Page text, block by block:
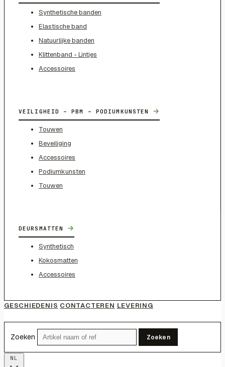
Synthetische banden
Elastische band
Natuurlijke banden
Klittenband - Lintjes
Accessoires
VEILIGHEID – PBM – PODIUMKUNSTEN →
Touwen
Beveiliging
Accessoires
Podiumkunsten
Touwen
DEURSMATTEN →
Synthetisch
Kokosmatten
Accessoires
GESCHIEDENIS CONTACTEREN LEVERING
Zoeken Zoeken